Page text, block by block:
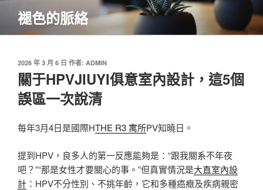
主
褪色的脈絡
發
佈
於
2026 年 3 月 6 日 作者: ADMIN
關于HPVJIUYI俱意室內設計，這5個
誤區一次說清
每年3月4日是國際HTHE R3 寓所PV知曉日。
提到HPV，良多人的第一反應能夠是：“跟我關系不年夜
吧？”“那是女性才要關心的事。”但真實情況是大直室內設
計 ：HPV不分性別、不挑年齡，它和多種癌癥及疾病親密